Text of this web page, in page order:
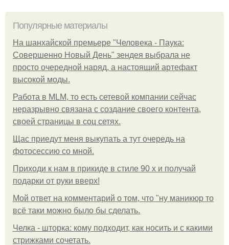
Популярные материалы
На шанхайской премьере "Человека - Паука:
Совершенно Новый День" зендея выбрала не
просто очередной наряд, а настоящий артефакт
высокой моды.
Работа в MLM, то есть сетевой компании сейчас
неразрывно связана с создание своего контента,
своей страницы в соц сетях.
Щас приедут меня выкупать а тут очередь на
фотосессию со мной.
Приходи к нам в прикиде в стиле 90 х и получай
подарки от руки вверх!
Мой ответ на комментарий о том, что "ну маникюр то
всё таки можно было бы сделать.
Челка - шторка: кому подходит, как носить и с какими
стрижками сочетать.